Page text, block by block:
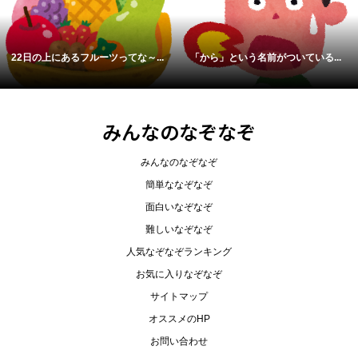
」という名前がついている... 春夏秋冬かならずやってくるのに... タイ
みんなのなぞなぞ
みんなのなぞなぞ
簡単ななぞなぞ
面白いなぞなぞ
難しいなぞなぞ
人気なぞなぞランキング
お気に入りなぞなぞ
サイトマップ
オススメのHP
お問い合わせ